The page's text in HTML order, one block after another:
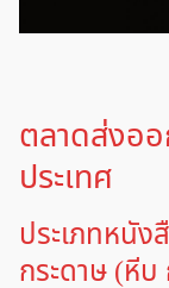
ตลาดส่งอ
ประเทศ
ประเภทหนั
กระดาษ (หีบ